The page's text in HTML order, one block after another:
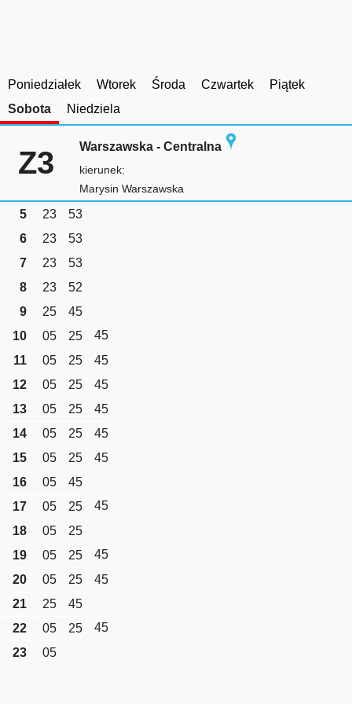
Poniedziałek Wtorek Środa Czwartek
Piątek
Sobota
Niedziela
Z3 Warszawska - Centralna
kierunek:
Marysin Warszawska
5 23
53
6
23
53
7
23
53
8
23
52
9
25
45
10
05 25
45
11
05 25
45
12
05 25
45
13
05 25
45
14
05 25
45
15
05 25
45
16
05
45
17
05 25
45
18
05
25
19
05 25
45
20
05 25
45
21
25
45
22
05 25
45
23
05